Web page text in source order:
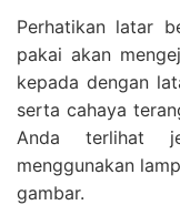
Perhatikan latar
pakai akan
kepada dengan
serta cahaya
Anda terlihat
menggunakan
gambar.